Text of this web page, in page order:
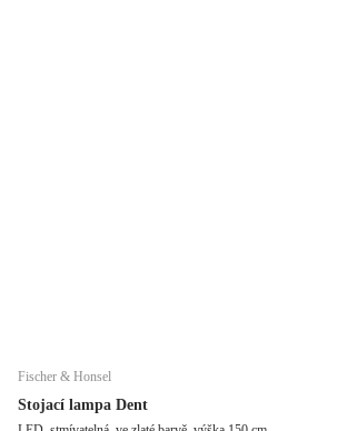
Fischer & Honsel
Stojací lampa Dent